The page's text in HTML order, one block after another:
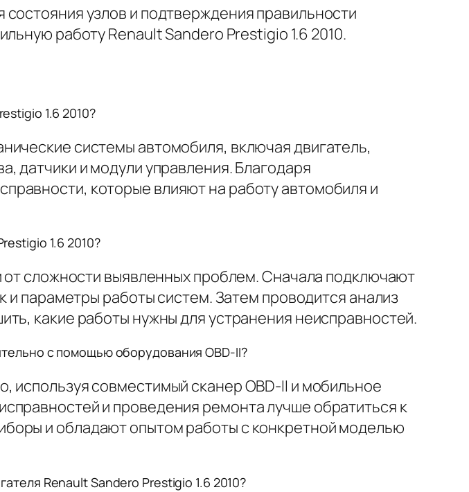
узлов и подтверждения правильности
работу Renault Sandero Prestigio 1.6 2010.
1.6 2010?
системы автомобиля, включая двигатель,
датчики и модули управления. Благодаря
которые влияют на работу автомобиля и
1.6 2010?
сложности выявленных проблем. Сначала подключают
и параметры работы систем. Затем проводится анализ
какие работы нужны для устранения неисправностей.
с помощью оборудования OBD-II?
используя совместимый сканер OBD-II и мобильное
и проведения ремонта лучше обратиться к
и обладают опытом работы с конкретной моделью
Renault Sandero Prestigio 1.6 2010?